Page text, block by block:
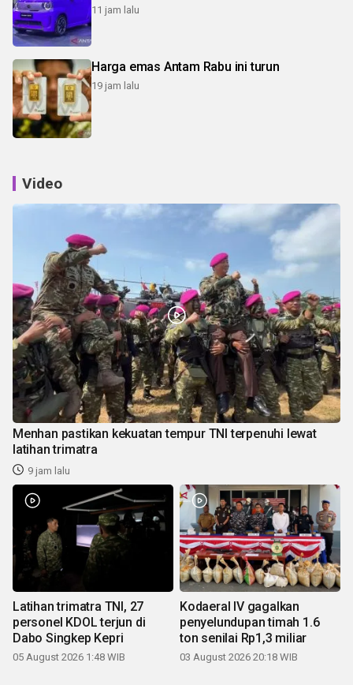
11 jam lalu
Harga emas Antam Rabu ini turun
19 jam lalu
Video
Menhan pastikan kekuatan tempur TNI terpenuhi lewat
latihan trimatra
9 jam lalu
Latihan trimatra TNI, 27
personel KDOL terjun di
Dabo Singkep Kepri
05 August 2026 1:48 WIB
Kodaeral IV gagalkan
penyelundupan timah 1.6
ton senilai Rp1,3 miliar
03 August 2026 20:18 WIB